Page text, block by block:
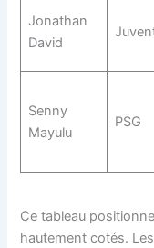
Jonathan
David
Senny
Mayulu
PSG
Ce tableau
hautement cotés.